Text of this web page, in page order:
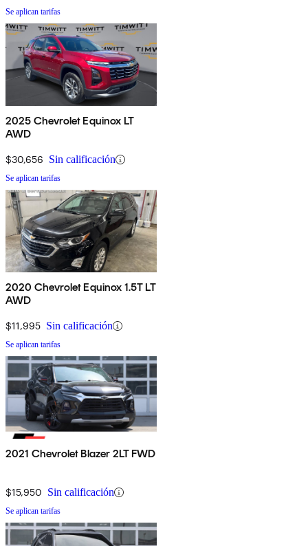
Se aplican tarifas
2025 Chevrolet Equinox LT
AWD
$30,656 Sin calificación
Se aplican tarifas
2020 Chevrolet Equinox 1.5T LT
AWD
$11,995 Sin calificación
Se aplican tarifas
2021 Chevrolet Blazer 2LT FWD
$15,950 Sin calificación
Se aplican tarifas